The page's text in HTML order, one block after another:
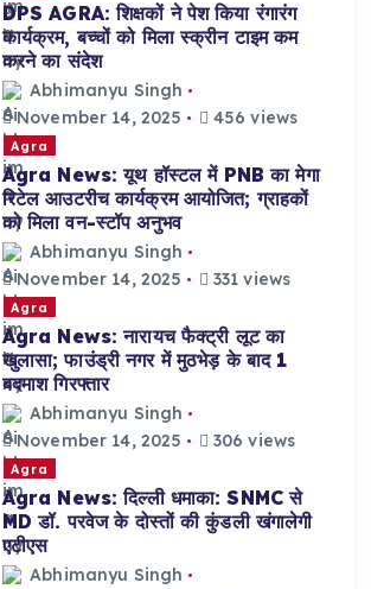
DPS AGRA: शिक्षकों ने पेश किया रंगारंग
कार्यक्रम, बच्चों को मिला स्क्रीन टाइम कम
करने का संदेश
Abhimanyu Singh
November 14, 2025
456 views
Agra
Agra News: यूथ हॉस्टल में PNB का मेगा
रिटेल आउटरीच कार्यक्रम आयोजित; ग्राहकों
को मिला वन-स्टॉप अनुभव
Abhimanyu Singh
November 14, 2025
331 views
Agra
Agra News: नारायच फैक्ट्री लूट का
खुलासा; फाउंड्री नगर में मुठभेड़ के बाद 1
बदमाश गिरफ्तार
Abhimanyu Singh
November 14, 2025
306 views
Agra
Agra News: दिल्ली धमाका: SNMC से
MD डॉ. परवेज के दोस्तों की कुंडली खंगालेगी
एटीएस
Abhimanyu Singh